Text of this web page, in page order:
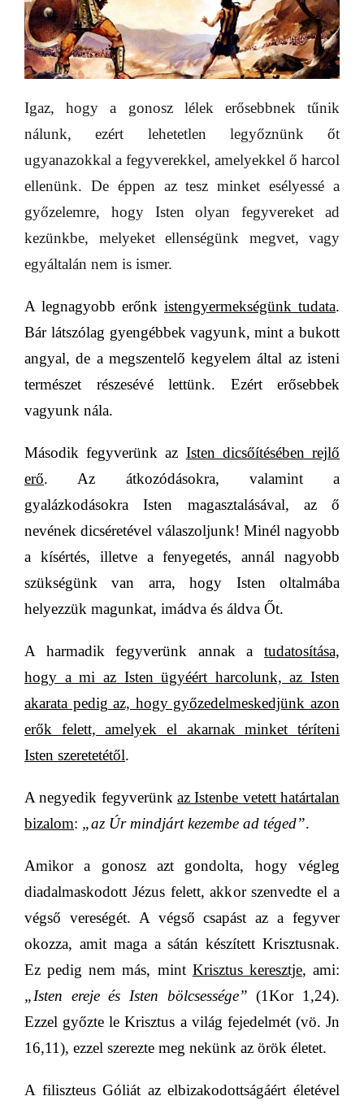
Igaz, hogy a gonosz lélek erősebbnek tűnik
nálunk, ezért lehetetlen legyőznünk őt
ugyanazokkal a fegyverekkel, amelyekkel ő harcol
ellenünk. De éppen az tesz minket esélyessé a
győzelemre, hogy Isten olyan fegyvereket ad
kezünkbe, melyeket ellenségünk megvet, vagy
egyáltalán nem is ismer.
A legnagyobb erőnk istengyermekségünk tudata.
Bár látszólag gyengébbek vagyunk, mint a bukott
angyal, de a megszentelő kegyelem által az isteni
természet részesévé lettünk. Ezért erősebbek
vagyunk nála.
Második fegyverünk az Isten dicsőítésében rejlő
erő. Az átkozódásokra, valamint a
gyalázkodásokraIsten magasztalásával, az ő
nevének dicséretével válaszoljunk! Minél nagyobb
a kísértés, illetve a fenyegetés, annál nagyobb
szükségünk van arra, hogy Isten oltalmába
helyezzük magunkat, imádva és áldva Őt.
A harmadik fegyverünk annak atudatosítása,
hogy a mi az Isten ügyéért harcolunk, az Isten
akarata pedig az, hogy győzedelmeskedjünk azon
erők felett, amelyek el akarnak minket téríteni
Isten szeretetétől.
A negyedik fegyverünk az Istenbe vetett határtalan
bizalom: „az Úr mindjárt kezembe ad téged”.
Amikor a gonosz azt gondolta, hogy végleg
diadalmaskodott Jézus felett, akkor szenvedte el a
végső vereségét. A végső csapást az a fegyver
okozza, amit maga a sátán készített Krisztusnak.
Ez pedig nem más, mint Krisztus keresztje, ami:
„Isten ereje és Isten bölcsessége”(1Kor 1,24).
Ezzel győzte le Krisztus a világ fejedelmét (vö. Jn
16,11), ezzel szerezte meg nekünk az örök életet.
A filiszteus Góliát az elbizakodottságáért életével